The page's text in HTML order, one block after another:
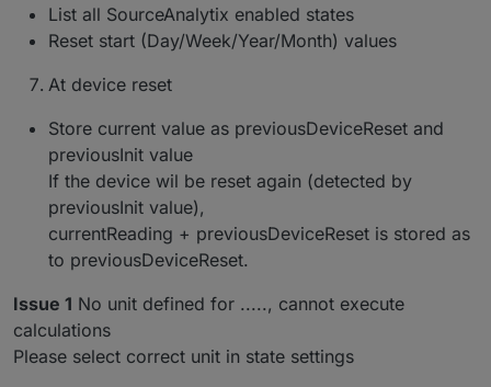
(Dutchman & ToTXR4Y) Implement log
messages if state attributes are changed
automatically detection of currency from admin
(Dutchman) Bugfix : Cannot read property
'stateDetails' of null
(Dutchman) Correct error handling of "Watt"
(Dutchman) Bugfix : Ensure a proper reset and
(Dutchman) Bugfix : Avoid loop if init value is
set and > reading
(Dutchman) Bugfix : Caught sentry error : Alias
xxxxx has no target
(Dutchman & ToTXR4Y) Bugfix : Rebuild
calculation logic which solves :
Watt values : Ensure proper reading start
Watt values : Ensure proper reading
All calculations : correct handling of
List all SourceAnalytix enabled states
Reset start (Day/Week/Year/Month) values
At device reset
Store current value as previousDeviceReset and
previousInit value
If the device wil be reset again (detected by
previousInit value),
currentReading + previousDeviceReset is stored as
to previousDeviceReset.
Issue 1 No unit defined for ....., cannot execute
calculations
Please select correct unit in state settings